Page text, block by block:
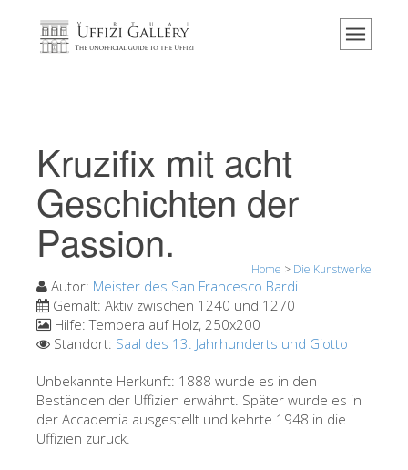
Home
Veranstaltungen & Ausstellungen
Besucher Bewertungen
Die Uffizien entdecken
Jetzt buchen
Virtuelle Tour
Die Säle
Die Künstler
Kruzifix mit acht
Geschichten der
Passion.
Home > Die Kunstwerke
Autor: Meister des San Francesco Bardi
Gemalt: Aktiv zwischen 1240 und 1270
Hilfe:Tempera auf Holz, 250x200
Standort: Saal des 13. Jahrhunderts und Giotto
Unbekannte Herkunft: 1888 wurde es in den
Beständen der Uffizien erwähnt. Später wurde es in
der Accademia ausgestellt und kehrte 1948 in die
Uffizien zurück.